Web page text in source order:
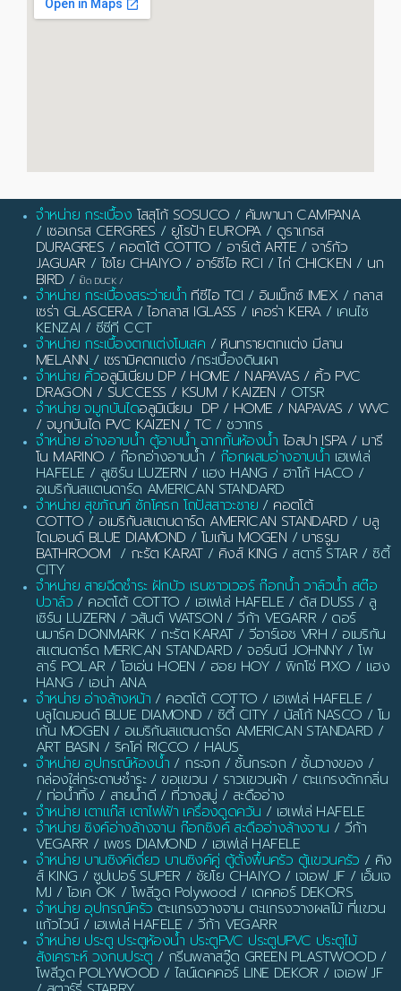
จำหน่าย กระเบื้อง โสสุโก้ SOSUCO / คัมพานา CAMPANA
/ เซอเกรส CERGRES / ยูโรป้า EUROPA/ ดูราเกรส
DURAGRES / คอตโต้ COTTO / อาร์เต้ ARTE /จาร์กัว
JAGUAR / ไชโย CHAIYO / อาร์ซีไอ RCI /ไก่ CHICKEN / นก
BIRD / เป็ด DUCK /
จำหน่าย กระเบื้องสระว่ายน้ำ ทีซีไอ TCI / อิมเม็กซ์ IMEX/ กลาส
เซร่า GLASCERA/ไอกลาส IGLASS / เคอร่า KERA/ เคนไซ
KENZAI / ซีซีที CCT
จำหน่าย กระเบื้องตกแต่งโมเสค / หินทรายตกแต่ง มีลาน
MELANN / เซรามิคตกแต่ง /กระเบื้องดินเผา
จำหน่าย คิ้วอลูมิเนียม DP / HOME / NAPAVAS / คิ้ว PVC
DRAGON / SUCCESS / KSUM / KAIZEN / OTSR
จำหน่าย จมูกบันไดอลูมิเนียม DP / HOME / NAPAVAS / WVC
/ จมูกบันได PVC KAIZEN / TC / ชวากร
จำหน่าย อ่างอาบน้ำ ตู้อาบน้ำ ฉากกั้นห้องน้ำ ไอสปา ISPA / มารี
โน MARINO / ก๊อกอ่างอาบน้ำ / ก๊อกผสมอ่างอาบน้ำ เฮเฟเล่
HAFELE / ลูเซิร์น LUZERN / แฮง HANG / ฮาโก้ HACO /
อเมริกันสแตนดาร์ด AMERICAN STANDARD
จำหน่าย สุขภัณฑ์ ชักโครก โถปัสสาวะชาย / คอตโต้
COTTO / อเมริกันสแตนดาร์ด AMERICAN STANDARD / บลู
ไดมอนด์ BLUE DIAMOND / โมเก้น MOGEN / บาธรูม
BATHROOM / กะรัต KARAT/ คิงส์ KING / สตาร์ STAR / ซิตี้
CITY
จำหน่าย สายฉีดชำระ ฝักบัว เรนชาวเวอร์ ก๊อกน้ำ วาล์วน้ำ สต๊อ
ปวาล์ว / คอตโต้ COTTO / เฮเฟเล่ HAFELE / ดัส DUSS / ลู
เซิร์น LUZERN / วสันต์ WATSON / วีก้า VEGARR / ดอร์
นมาร์ค DONMARK / กะรัต KARAT / วีอาร์เอช VRH / อเมริกัน
สแตนดาร์ด MERICAN STANDARD / จอร์นนี JOHNNY / โพ
ลาร์ POLAR / โฮเอ่น HOEN / ฮอย HOY / พิกโซ่ PIXO / แฮง
HANG / เอน่า ANA
จำหน่าย อ่างล้างหน้า / คอตโต้ COTTO / เฮเฟเล่ HAFELE /
บลูไดมอนด์ BLUE DIAMOND / ซิตี้ CITY / นัสโก้ NASCO / โม
เก้น MOGEN / อเมริกันสแตนดาร์ด AMERICAN STANDARD /
ART BASIN / ริคโค่ RICCO / HAUS
จำหน่าย อุปกรณ์ห้องน้ำ / กระจก / ชั้นกระจก / ชั้นวางของ /
กล่องใส่กระดาษชำระ / ขอแขวน / ราวแขวนผ้า / ตะแกรงดักกลิ่น
/ ท่อน้ำทิ้ง / สายน้ำดี / ที่วางสบู่ / สะดืออ่าง
จำหน่าย เตาแก๊ส เตาไฟฟ้า เครื่องดูดควัน / เฮเฟเล่ HAFELE
จำหน่าย ซิงค์อ่างล้างจาน ก๊อกซิงค์ สะดืออ่างล้างจาน / วีก้า
VEGARR / เพชร DIAMOND / เฮเฟเล่ HAFELE
จำหน่าย บานซิงค์เดี่ยว บานซิงค์คู่ ตู้ตั้งพื้นครัว ตู้แขวนครัว / คิง
ส์ KING / ซูปเปอร์ SUPER / ชัยโย CHAIYO / เจเอฟ JF / เอ็มเจ
MJ / โอเค OK / โพลีวูด Polywood / เดคคอร์ DEKORS
จำหน่าย อุปกรณ์ครัว ตะแกรงวางจาน ตะแกรงวางผลไม้ ที่แขวน
แก้วไวน์ / เฮเฟเล่ HAFELE / วีก้า VEGARR
จำหน่าย ประตู ประตูห้องน้ำ ประตูPVC ประตูUPVC ประตูไม้
สังเคราะห์ วงกบประตู / กรีนพลาสวู๊ด GREEN PLASTWOOD /
โพลีวูด POLYWOOD / ไลน์เดคคอร์ LINE DEKOR / เจเอฟ JF